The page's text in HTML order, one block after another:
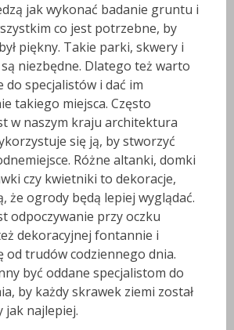
jak wykonać badanie gruntu i
co jest potrzebne, by
piękny. Takie parki, skwery i
niezbędne. Dlatego też warto
do specjalistów i dać im
takiego miejsca. Często
w naszym kraju architektura
się ją, by stworzyć
Różne altanki, domki
czy kwietniki to dekoracje,
że ogrody będą lepiej wyglądać.
odpoczywanie przy oczku
dekoracyjnej fontannie i
od trudów codziennego dnia.
być oddane specjalistom do
by każdy skrawek ziemi został
jak najlepiej.